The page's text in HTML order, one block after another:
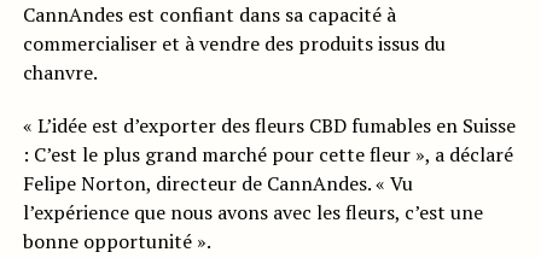
CannAndes est confiant dans sa capacité à
commercialiser et à vendre des produits issus du
chanvre.
« L’idée est d’exporter des fleurs CBD fumables en Suisse
: C’est le plus grand marché pour cette fleur », a déclaré
Felipe Norton, directeur de CannAndes. « Vu
l’expérience que nous avons avec les fleurs, c’est une
bonne opportunité ».